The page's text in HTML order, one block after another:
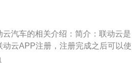
或者选择邮寄的方式，运费自理。
车上路，无证驾驶后果很严重。在
要贴上实习标志。实习期间开车需
销，如果是ab类驾照，扣满六分就会
况，必须有三年或三年以上驾驶经
汽车的相关介绍：简介：联动云是
云APP注册，注册完成之后可以使
行方式逐渐也越来越多样化，共享